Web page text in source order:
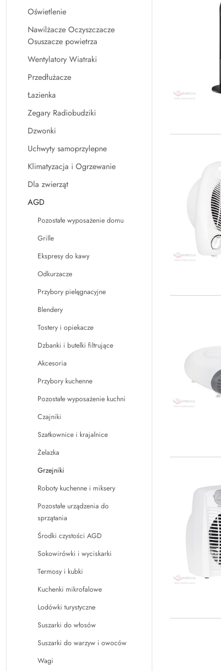
Oświetlenie
Nawilżacze Oczyszczacze
Osuszacze powietrza
Wentylatory Wiatraki
Przedłużacze
Łazienka
Zegary Radiobudziki
Dzwonki
Uchwyty samoprzylepne
Klimatyzacja i Ogrzewanie
Dla zwierząt
AGD
Pozostałe wyposażenie domu
Grille
Ekspresy do kawy
Odkurzacze
Przybory pielęgnacyjne
Blendery
Tostery i opiekacze
Dzbanki i butelki filtrujące
Akcesoria
Przybory kuchenne
Pozostałe wyposażenie kuchni
Czajniki
Szatkownice i krajalnice
Żelazka
Grzejniki
Roboty kuchenne i miksery
Pozostałe urządzenia do
sprzątania
Środki czystości AGD
Sokowirówki i wyciskarki
Termosy i kubki
Kuchenki mikrofalowe
Lodówki turystyczne
Suszarki do włosów
Suszarki do warzyw i owoców
Wagi